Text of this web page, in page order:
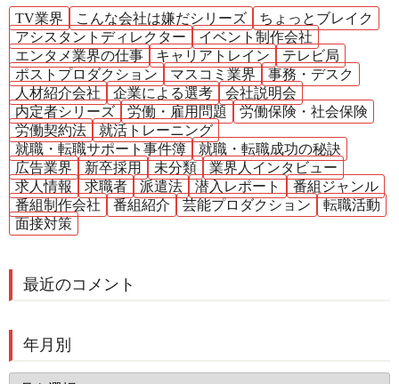
TV業界 こんな会社は嫌だシリーズ
ちょっとブレイク
アシスタントディレクター
イベント制作会社
エンタメ業界の仕事
キャリアトレイン
テレビ局
ポストプロダクション
マスコミ業界
事務・デスク
人材紹介会社
企業による選考
会社説明会
内定者シリーズ
労働・雇用問題
労働保険・社会保険
労働契約法
就活トレーニング
就職・転職サポート事件簿
就職・転職成功の秘訣
広告業界
新卒採用 未分類
業界人インタビュー
求人情報
求職者 派遣法 潜入レポート
番組ジャンル
番組制作会社
番組紹介 芸能プロダクション
転職活動
面接対策
最近のコメント
年月別